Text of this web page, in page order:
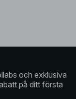
och exklusiva
på ditt första